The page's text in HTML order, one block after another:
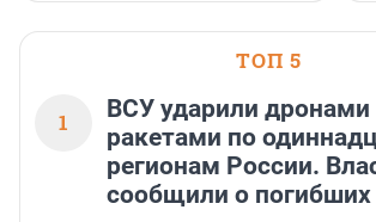
ТОП 5
1
ВСУ ударили дронами
ракетами по
регионам России.
сообщили о